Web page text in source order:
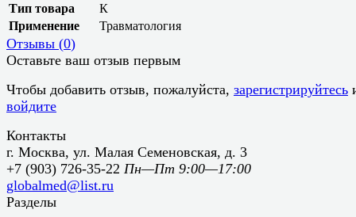
Тип товара
К
Применение
Травматология
Отзывы (0)
Оставьте ваш отзыв первым
Чтобы добавить отзыв, пожалуйста, зарегистрируйтесь
войдите
Контакты
г. Москва, ул. Малая Семеновская, д. 3
+7 (903) 726-35-22 Пн—Пт 9:00—17:00
globalmed@list.ru
Разделы